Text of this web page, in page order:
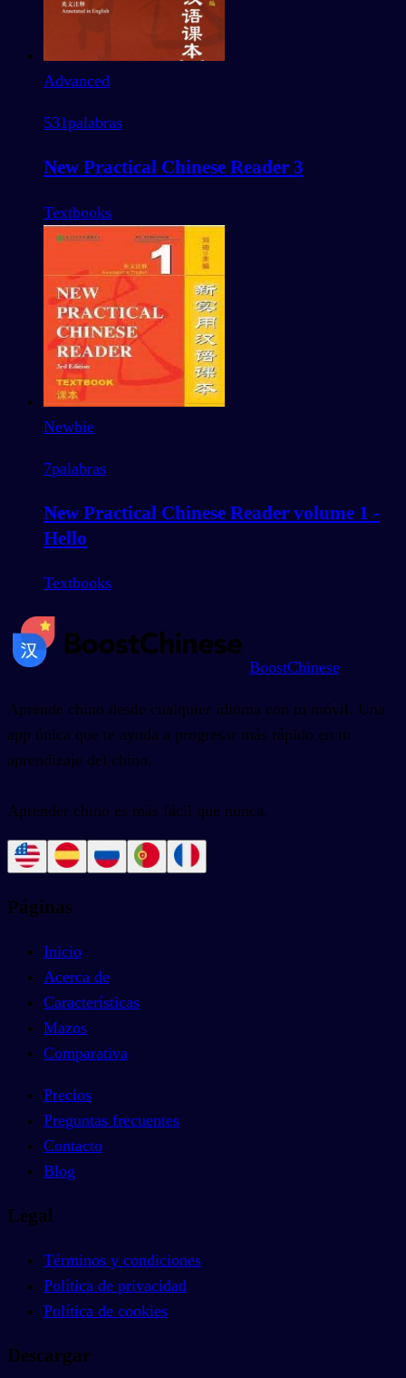
Advanced
531palabras
New Practical Chinese Reader 3
Textbooks
Newbie
7palabras
New Practical Chinese Reader volume 1 -
Hello
Textbooks
BoostChinese
Aprende chino desde cualquier idioma con tu móvil. Una
app única que te ayuda a progresar más rápido en tu
aprendizaje del chino.
Aprender chino es más fácil que nunca.
Páginas
Inicio
Acerca de
Características
Mazos
Comparativa
Precios
Preguntas frecuentes
Contacto
Blog
Legal
Términos y condiciones
Política de privacidad
Política de cookies
Descargar